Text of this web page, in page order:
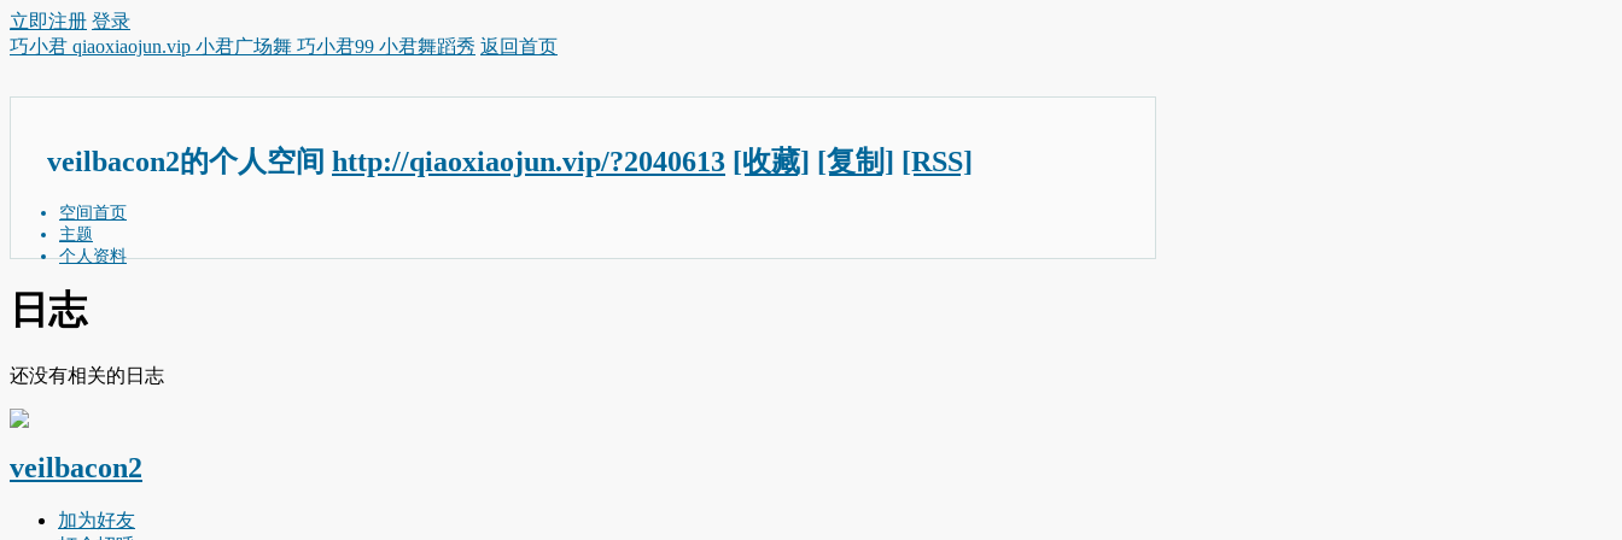
立即注册 登录
巧小君 qiaoxiaojun.vip 小君广场舞 巧小君99 小君舞蹈秀 返回首页
veilbacon2的个人空间 http://qiaoxiaojun.vip/?2040613 [收藏] [复制] [RSS]
空间首页
主题
个人资料
日志
还没有相关的日志
veilbacon2
加为好友